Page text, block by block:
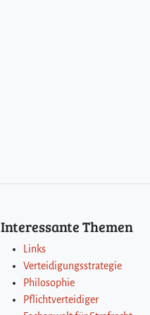
Interessante Themen
Links
Verteidigungsstrategie
Philosophie
Pflichtverteidiger